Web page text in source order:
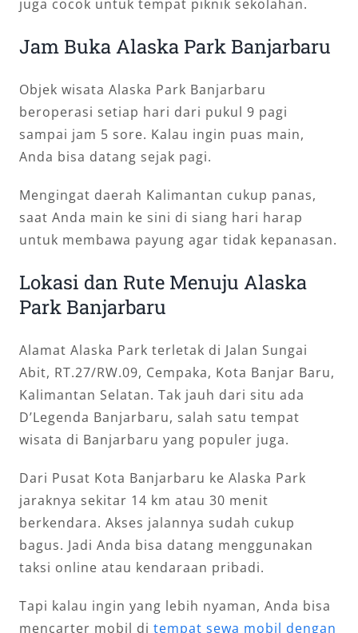
juga cocok untuk tempat piknik sekolahan.
Jam Buka Alaska Park Banjarbaru
Objek wisata Alaska Park Banjarbaru
beroperasi setiap hari dari pukul 9 pagi
sampai jam 5 sore. Kalau ingin puas main,
Anda bisa datang sejak pagi.
Mengingat daerah Kalimantan cukup panas,
saat Anda main ke sini di siang hari harap
untuk membawa payung agar tidak kepanasan.
Lokasi dan Rute Menuju Alaska
Park Banjarbaru
Alamat Alaska Park terletak di Jalan Sungai
Abit, RT.27/RW.09, Cempaka, Kota Banjar Baru,
Kalimantan Selatan. Tak jauh dari situ ada
D’Legenda Banjarbaru, salah satu tempat
wisata di Banjarbaru yang populer juga.
Dari Pusat Kota Banjarbaru ke Alaska Park
jaraknya sekitar 14 km atau 30 menit
berkendara. Akses jalannya sudah cukup
bagus. Jadi Anda bisa datang menggunakan
taksi online atau kendaraan pribadi.
Tapi kalau ingin yang lebih nyaman, Anda bisa
mencarter mobil di tempat sewa mobil dengan